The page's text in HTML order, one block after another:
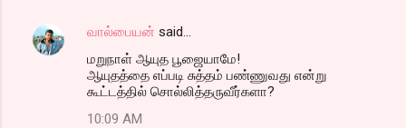
வால்பையன் said…
மறுநாள் ஆயுத பூஜையாமே!
ஆயுதத்தை எப்படி சுத்தம் பண்ணுவது என்று
கூட்டத்தில் சொல்லித்தருவீர்களா?
10:09 AM